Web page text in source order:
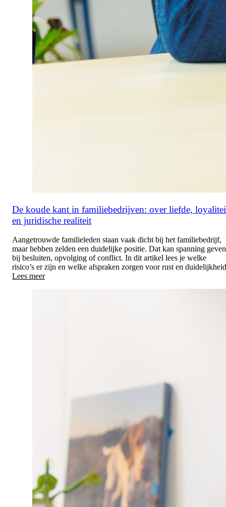
De koude kant in familiebedrijven: over liefde,
en juridische realiteit
Aangetrouwde familieleden staan vaak dicht bij het familiebedrijf,
maar hebben zelden een duidelijke positie. Dat kan spanning geven
bij besluiten, opvolging of conflict. In dit artikel lees je welke
risico’s er zijn en welke afspraken zorgen voor rust en
Lees meer